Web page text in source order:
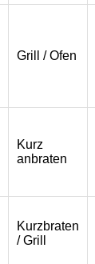
Grill / Ofen
Kurz
anbraten
Kurzbraten
/ Grill